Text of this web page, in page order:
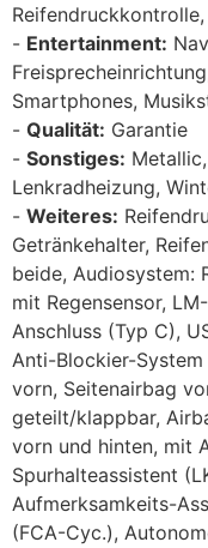
Entertainment:
Smartphones,
Qualität: Garantie
Sonstiges:
Lenkradheizung,
Weiteres:
Getränkehalter,
beide, Audiosystem:
mit Regensensor,
Anschluss (Typ C),
Anti-Blockier-
vorn, Seitenairbag
geteilt/klappbar,
vorn und hinten, mit
Spurhalteassistent
Aufmerksamkeits-
(FCA-Cyc.),